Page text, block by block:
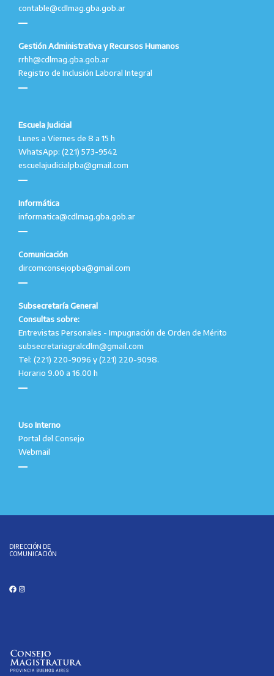
contable@cdlmag.gba.gob.ar
Gestión Administrativa y Recursos Humanos
rrhh@cdlmag.gba.gob.ar
Registro de Inclusión Laboral Integral
Escuela Judicial
Lunes a Viernes de 8 a 15 h
WhatsApp: (221) 573-9542
escuelajudicialpba@gmail.com
Informática
informatica@cdlmag.gba.gob.ar
Comunicación
dircomconsejopba@gmail.com
Subsecretaría General
Consultas sobre:
Entrevistas Personales - Impugnación de Orden de Mérito
subsecretariagralcdlm@gmail.com
Tel: (221) 220-9096 y (221) 220-9098.
Horario 9.00 a 16.00 h
Uso Interno
Portal del Consejo
Webmail
DIRECCIÓN DE
COMUNICACIÓN